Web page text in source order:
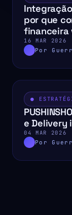
por que
financeira
16 MAR 2026
Por
●
e Delivery
04 MAR 2026
Por